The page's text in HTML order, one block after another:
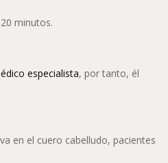
minutos.
especialista, por tanto, él
en el cuero cabelludo, pacientes